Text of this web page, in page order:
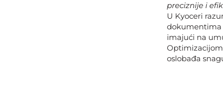
preciznije i
U Kyoceri
dokumentima
imajući na
oslobađa